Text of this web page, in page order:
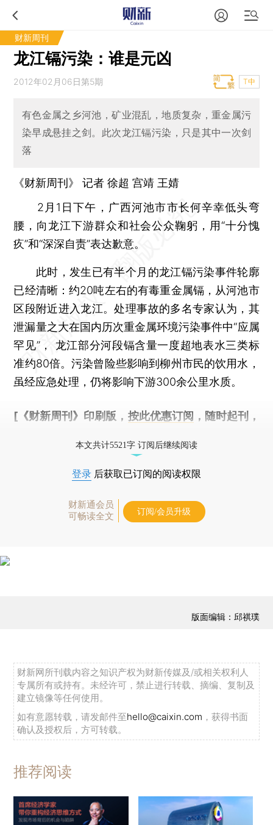
财新周刊
龙江镉污染：谁是元凶
2012年02月06日第5期 T中
有色金属之乡河池，矿业混乱，地质复杂，重金属污
染早成悬挂之剑。此次龙江镉污染，只是其中一次剑
落
《财新周刊》 记者 徐超宫靖 王婧
2月1日下午，广西河池市市长何辛幸低头弯
腰，向龙江下游群众和社会公众鞠躬，用“十分愧
疚”和“深深自责”表达歉意。
此时，发生已有半个月的龙江镉污染事件轮廓
已经清晰：约20吨左右的有毒重金属镉，从河池市
区段附近进入龙江。处理事故的多名专家认为，其
泄漏量之大在国内历次重金属环境污染事件中“应属
罕见”， 龙江部分河段镉含量一度超地表水三类标
准约80倍。污染曾险些影响到柳州市民的饮用水，
虽经应急处理，仍将影响下游300余公里水质。
[《财新周刊》印刷版， 按此优惠订阅 ，随时起刊，
本文共计5521字 订阅后继续阅读
登录 后获取已订阅的阅读权限
财新通会员
可畅读全文
订阅/会员升级
版面编辑：邱祺璞
财新网所刊载内容之知识产权为财新传媒及/或相关权利人
专属所有或持有。未经许可，禁止进行转载、摘编、复制及
建立镜像等任何使用。
如有意愿转载，请发邮件至hello@caixin.com ，获得书面
确认及授权后，方可转载。
推荐阅读